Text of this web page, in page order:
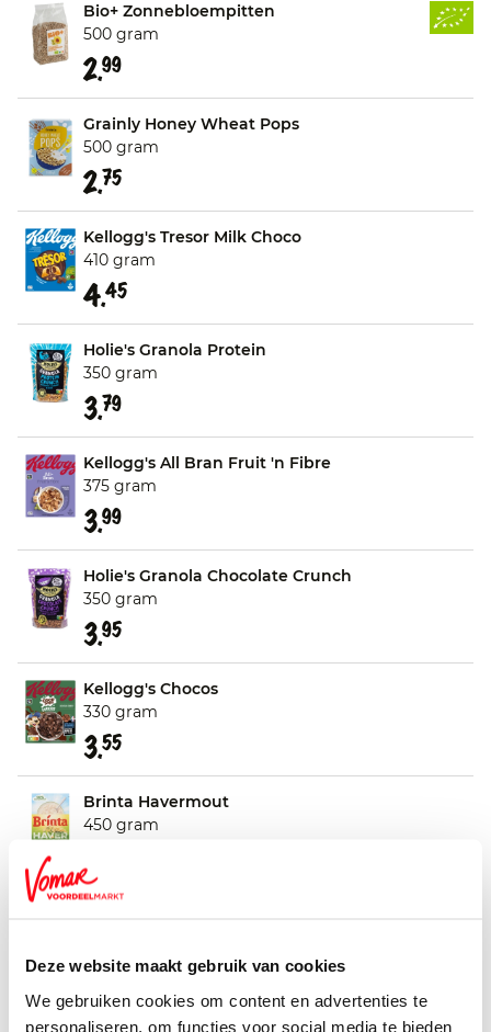
Deze website maakt gebruik van cookies
We gebruiken cookies om content en advertenties te
personaliseren, om functies voor social media te bieden
Bio+ Zonnebloempitten
500 gram
2.99
Grainly Honey Wheat Pops
500 gram
2.75
Kellogg's Tresor Milk Choco
410 gram
4.45
Holie's Granola Protein
350 gram
3.79
Kellogg's All Bran Fruit 'n Fibre
375 gram
3.99
Holie's Granola Chocolate Crunch
350 gram
3.95
Kellogg's Chocos
330 gram
3.55
Brinta Havermout
450 gram
2.
1.37
Kellogg's Smacks